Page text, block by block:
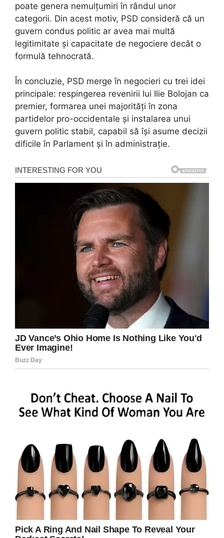
poate genera nemulțumiri în rândul unor
categorii. Din acest motiv, PSD consideră că un
guvern condus politic ar avea mai multă
legitimitate și capacitate de negociere decât o
formulă tehnocrată.
În concluzie, PSD merge în negocieri cu trei idei
principale: respingerea revenirii lui Ilie Bolojan ca
premier, formarea unei majorități în zona
partidelor pro-occidentale și instalarea unui
guvern politic stabil, capabil să își asume decizii
dificile în Parlament și în administrație.